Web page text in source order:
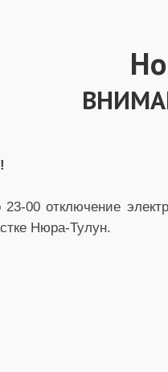
00 отключение
Нюра-Тулун.